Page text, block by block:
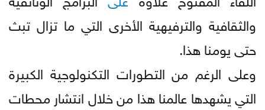
والثقافية والترفيهية الأخرى التي ما تزال تبث
حتى يومنا هذا.
وعلى الرغم من التطورات التكنولوجية الكبيرة
التي يشهدها عالمنا هذا من خلال انتشار محطات